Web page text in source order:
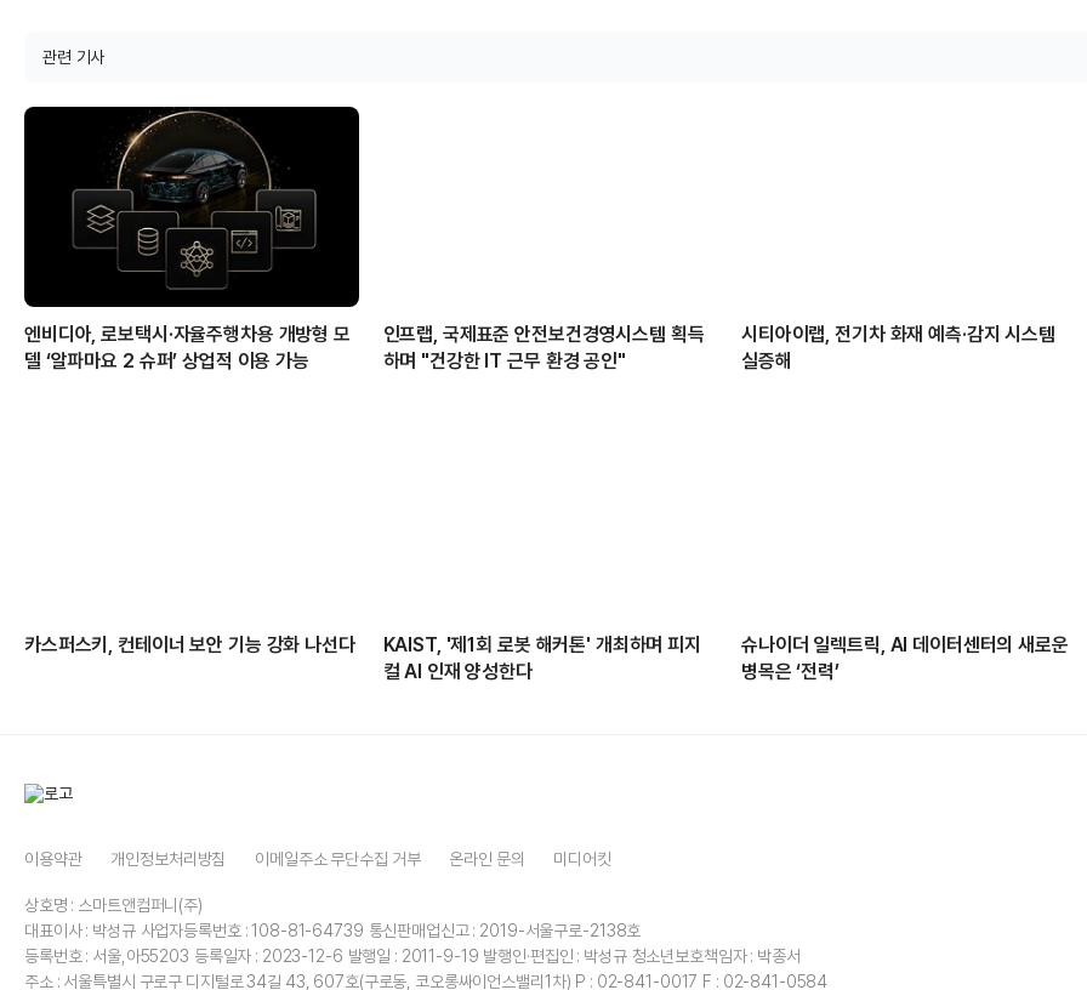
관련 기사
엔비디아, 로보택시·자율주행차용 개방형 모
델 ‘알파마요 2 슈퍼’ 상업적 이용 가능
인프랩, 국제표준 안전보건경영시스템 획득
하며 "건강한 IT 근무 환경 공인"
시티아이랩, 전기차 화재 예측·감지 시스템
실증해
카스퍼스키, 컨테이너 보안 기능 강화 나선다
KAIST, '제1회 로봇 해커톤' 개최하며 피지
컬 AI 인재 양성한다
슈나이더 일렉트릭, AI 데이터센터의 새로운
병목은 ‘전력’
이용약관 개인정보처리방침 이메일주소 무단수집 거부 온라인 문의 미디어킷
상호명 : 스마트앤컴퍼니(주)
대표이사 : 박성규 사업자등록번호 : 108-81-64739 통신판매업신고 : 2019-서울구로-2138호
등록번호 : 서울,아55203 등록일자 : 2023-12-6 발행일 : 2011-9-19 발행인·편집인 : 박성규 청소년보호책임자 : 박종서
주소 : 서울특별시 구로구 디지털로 34길 43, 607호(구로동, 코오롱싸이언스밸리1차) P : 02-841-0017 F : 02-841-0584